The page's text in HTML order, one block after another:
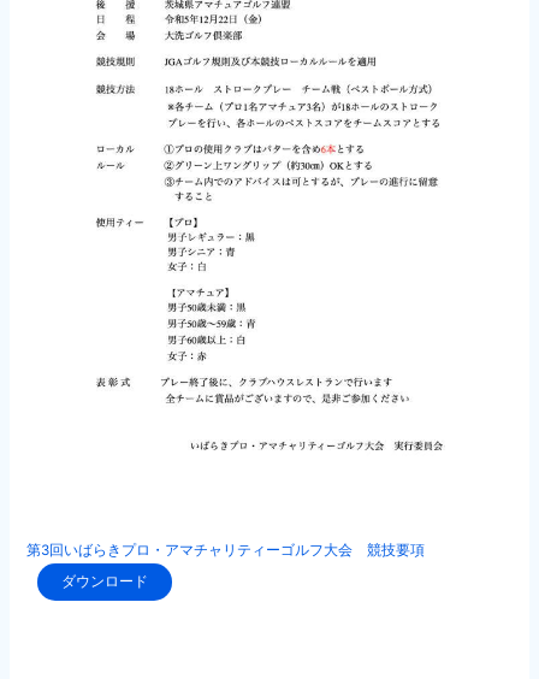
第3回いばらきプロ・アマチャリティーゴルフ大会 競技要項
ダウンロード